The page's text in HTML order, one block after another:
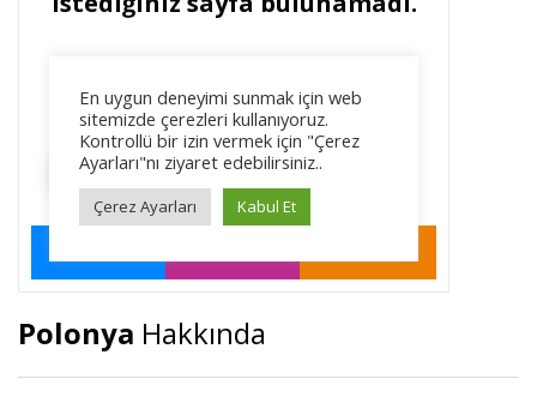
Polonya Hakkında